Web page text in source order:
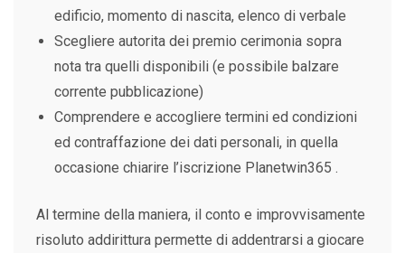
edificio, momento di nascita, elenco di verbale
Scegliere autorita dei premio cerimonia sopra
nota tra quelli disponibili (e possibile balzare
corrente pubblicazione)
Comprendere e accogliere termini ed condizioni
ed contraffazione dei dati personali, in quella
occasione chiarire l’iscrizione Planetwin365 .
Al termine della maniera, il conto e improvvisamente
risoluto addirittura permette di addentrarsi a giocare